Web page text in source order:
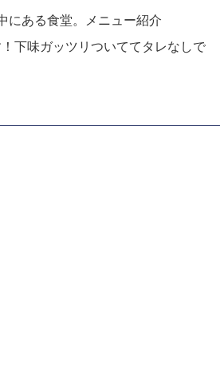
にある食堂。メニュー紹介
下味ガッツリついててタレなしで